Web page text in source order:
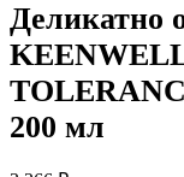
Деликатно
200 мл